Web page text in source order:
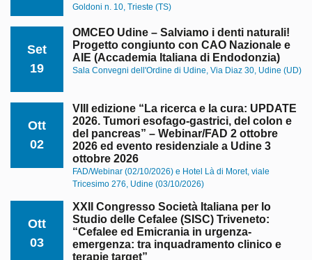
Goldoni n. 10, Trieste (TS)
Set
19
OMCEO Udine – Salviamo i denti naturali!
Progetto congiunto con CAO Nazionale e
AIE (Accademia Italiana di Endodonzia)
Sala Convegni dell'Ordine di Udine, Via Diaz 30, Udine (UD)
Ott
02
VIII edizione “La ricerca e la cura: UPDATE
2026. Tumori esofago-gastrici, del colon e
del pancreas” – Webinar/FAD 2 ottobre
2026 ed evento residenziale a Udine 3
ottobre 2026
FAD/Webinar (02/10/2026) e Hotel Là di Moret, viale
Tricesimo 276, Udine (03/10/2026)
Ott
03
XXII Congresso Società Italiana per lo
Studio delle Cefalee (SISC) Triveneto:
“Cefalee ed Emicrania in urgenza-
emergenza: tra inquadramento clinico e
terapie target”